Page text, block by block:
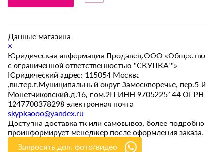
Данные магазина
×
Юридическая информация Продавец:ООО «Общество
с ограниченной ответственностью "СКУПКА""»
Юридический адрес: 115054 Москва
,вн.тер.г.Муниципальный округ Замоскворечье, пер.5-й
Монетчиковский,д.16, пом.2П ИНН 9705225144 ОГРН
1247700378298 электронная почта
skypkaooo@yandex.ru
Доступна доставка тк или самовывоз, более подробно
проинформирует менеджер после оформления заказа.
Запросить доп. фото/видео